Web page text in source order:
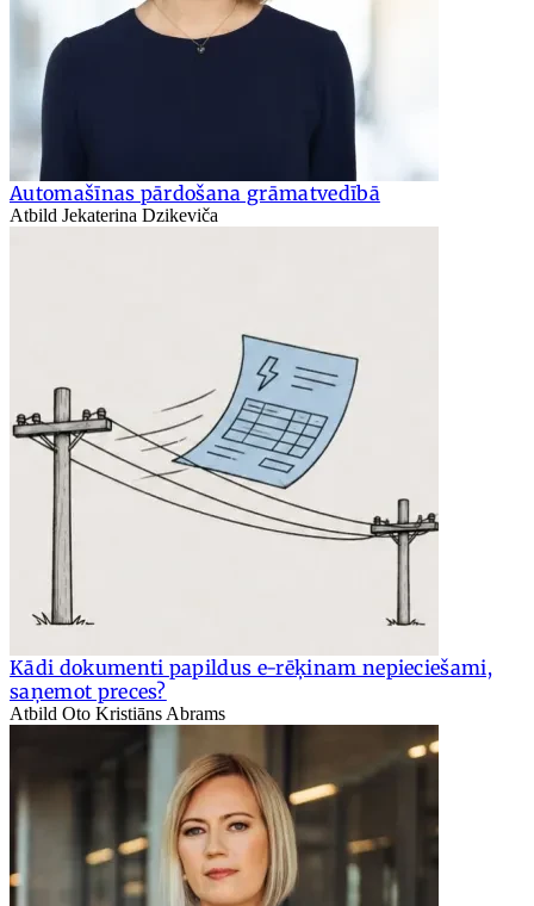
Automašīnas pārdošana grāmatvedībā
Atbild Jekaterina Dzikeviča
Kādi dokumenti papildus e-rēķinam nepieciešami,
saņemot preces?
Atbild Oto Kristiāns Abrams